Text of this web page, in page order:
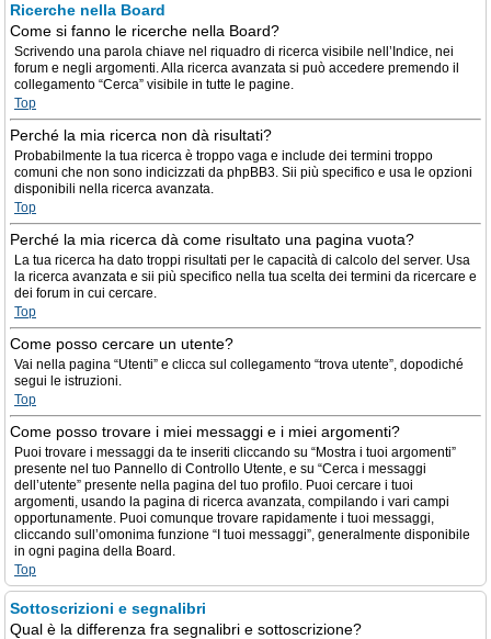
Ricerche nella Board
Come si fanno le ricerche nella Board?
Scrivendo una parola chiave nel riquadro di ricerca visibile nell’Indice, nei
forum e negli argomenti. Alla ricerca avanzata si può accedere premendo il
collegamento “Cerca” visibile in tutte le pagine.
Top
Perché la mia ricerca non dà risultati?
Probabilmente la tua ricerca è troppo vaga e include dei termini troppo
comuni che non sono indicizzati da phpBB3. Sii più specifico e usa le opzioni
disponibili nella ricerca avanzata.
Top
Perché la mia ricerca dà come risultato una pagina vuota?
La tua ricerca ha dato troppi risultati per le capacità di calcolo del server. Usa
la ricerca avanzata e sii più specifico nella tua scelta dei termini da ricercare e
dei forum in cui cercare.
Top
Come posso cercare un utente?
Vai nella pagina “Utenti” e clicca sul collegamento “trova utente”, dopodiché
segui le istruzioni.
Top
Come posso trovare i miei messaggi e i miei argomenti?
Puoi trovare i messaggi da te inseriti cliccando su “Mostra i tuoi argomenti”
presente nel tuo Pannello di Controllo Utente, e su “Cerca i messaggi
dell’utente” presente nella pagina del tuo profilo. Puoi cercare i tuoi
argomenti, usando la pagina di ricerca avanzata, compilando i vari campi
opportunamente. Puoi comunque trovare rapidamente i tuoi messaggi,
cliccando sull’omonima funzione “I tuoi messaggi”, generalmente disponibile
in ogni pagina della Board.
Top
Sottoscrizioni e segnalibri
Qual è la differenza fra segnalibri e sottoscrizione?